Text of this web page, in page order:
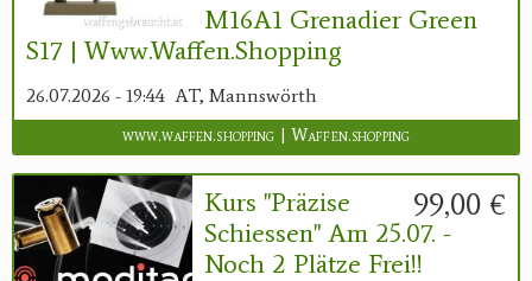
M16A1 Grenadier Green
S17 | Www.waffen.shopping
26.07.2026 - 19:44 AT, Mannswörth
www.waffen.shopping | Waffen.shopping
99,00 €
Kurs "Präzise
Schiessen" Am 25.07. -
Noch 2 Plätze Frei!!